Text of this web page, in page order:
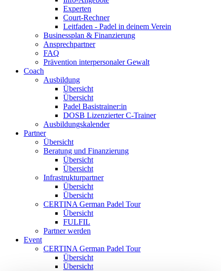
Experten
Court-Rechner
Leitfaden - Padel in deinem Verein
Businessplan & Finanzierung
Ansprechpartner
FAQ
Prävention interpersonaler Gewalt
Coach
Ausbildung
Übersicht
Übersicht
Padel Basistrainer:in
DOSB Lizenzierter C-Trainer
Ausbildungskalender
Partner
Übersicht
Beratung und Finanzierung
Übersicht
Übersicht
Infrastrukturpartner
Übersicht
Übersicht
CERTINA German Padel Tour
Übersicht
FULFIL
Partner werden
Event
CERTINA German Padel Tour
Übersicht
Übersicht